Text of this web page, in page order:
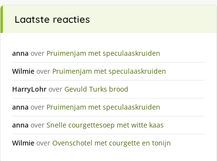
Laatste reacties
anna over Pruimenjam met speculaaskruiden
Wilmie over Pruimenjam met speculaaskruiden
HarryLohr over Gevuld Turks brood
anna over Pruimenjam met speculaaskruiden
anna over Snelle courgettesoep met witte kaas
Wilmie over Ovenschotel met courgette en tonijn